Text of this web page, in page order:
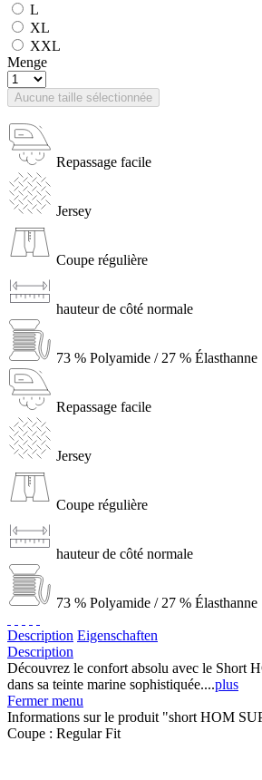
L
XL
XXL
Menge
Aucune taille sélectionnée
Repassage facile
Jersey
Coupe régulière
hauteur de côté normale
73 % Polyamide / 27 % Élasthanne
Repassage facile
Jersey
Coupe régulière
hauteur de côté normale
73 % Polyamide / 27 % Élasthanne
Description Eigenschaften
Description
Découvrez le confort absolu avec le Short
dans sa teinte marine sophistiquée....plus
Fermer menu
Informations sur le produit "short HOM
Coupe : Regular Fit